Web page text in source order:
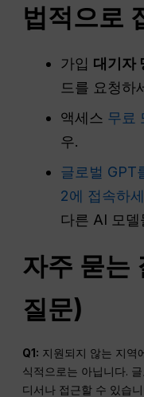
법적으로
가입 대기자
드를 요청하
액세스 무료
우.
글로벌 GPT
2에 접속하
다른 AI 모
자주 묻는
질문)
Q1: 지원되지 않는 지역
식적으로는 아닙니다.
디서나 접근할 수 있습